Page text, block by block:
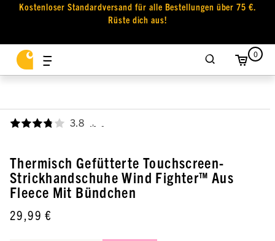
Kostenloser Standardversand für alle Bestellungen über 75 €.
Rüste dich aus!
0
3.8 ,
Thermisch Gefütterte Touchscreen-
Strickhandschuhe Wind Fighter™ Aus
Fleece Mit Bündchen
29,99 €